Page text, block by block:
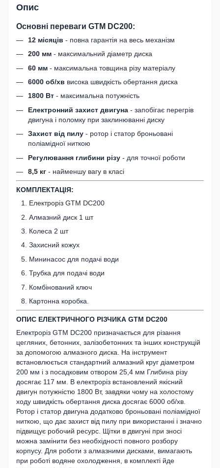
Опис
Основні переваги GTM DC200:
12 місяців - повна гарантія на весь механізм
200 мм - максимальний діаметр диска
60 мм - максимальна товщина різу матеріалу
6000 об/хв висока швидкість обертання диска
1800 Вт - максимальна потужність
Електронний захист двигуна - запобігає перегрів
двигуна і поломку при заклинюванні диску
Захист від пилу - ротор і статор броньовані
поліамідної ниткою
Регулювання глибини різу - для точної роботи
8,5 кг - найменшу вагу в класі
КОМПЛЕКТАЦІЯ:
Електроріз GTM DC200
Алмазний диск 1 шт
Колеса 2 шт
Захисний кожух
Мининасос для подачі води
Трубка для подачі води
Комбінований ключ
Картонна коробка.
ОПИС ЕЛЕКТРИЧНОГО РІЗЧИКА GTM DC200
Електроріз GTM DC200 призначається для різання
цегляних, бетонних, залізобетонних та інших конструкцій
за допомогою алмазного диска. На інструмент
встановлюється стандартний алмазний круг діаметром
200 мм і з посадковим отвором 25,4 мм Глибина різу
досягає 117 мм. В електроріз встановлений якісний
двигун потужністю 1800 Вт, завдяки чому на холостому
ходу швидкість обертання диска досягає 6000 об/хв.
Ротор і статор двигуна додатково броньовані поліамідної
ниткою, що дає захист від пилу при використанні і значно
підвищує робочий ресурс. Щітки в двигуні при зносі
можна замінити без необхідності повного розбору
корпусу. Для роботи з алмазними дисками, вимагають
при роботі водяне охолодження, в комплекті йде